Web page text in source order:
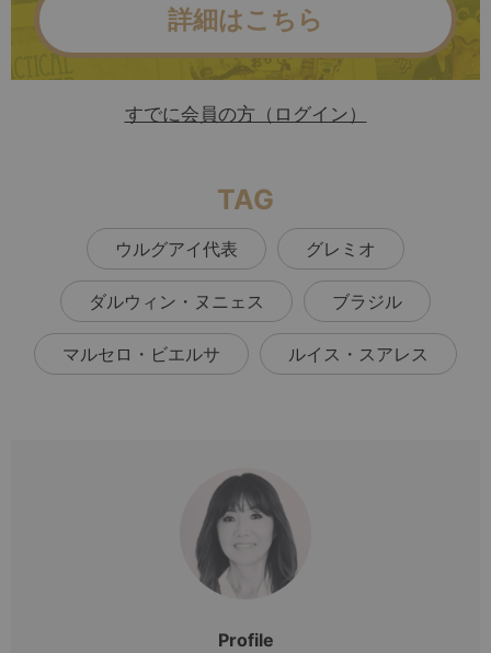
詳細はこちら
すでに会員の方（ログイン）
TAG
ウルグアイ代表 グレミオ
ダルウィン・ヌニェス ブラジル
マルセロ・ビエルサ ルイス・スアレス
Profile